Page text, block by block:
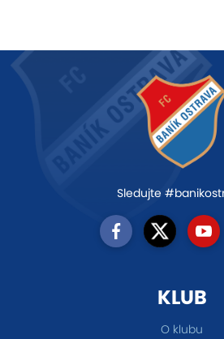
Sledujte
KLUB
O klubu